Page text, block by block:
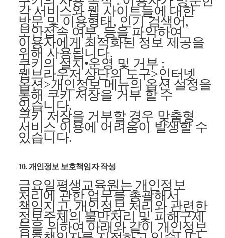
각 서비스와 웹 사이트들에 대한
방문 및 이용형태, 인기 검색어,
보안접속 여부, 등을 파악하여
이용자에게 최적화된 정보 제공을
위해 사용됩니다.
쿠키의 설치•운영 및 거부 :
웹브라우저 상단의 도구>인터넷
옵션>개인정보 메뉴의 옵션 설정을
통해 쿠키 저장을 거부 할 수
있습니다.
쿠키 저장을 거부할 경우 맞춤형
서비스 이용에 어려움이 발생할 수
있습니다.
10. 개인정보 보호책임자 작성
금요일평생교육원는 개인정보
처리에 관한 업무를 총괄해서
책임지고, 개인정보 처리와 관련한
정보주체의 불만처리 및 피해구제
등을 위하여 아래와 같이 개인정보